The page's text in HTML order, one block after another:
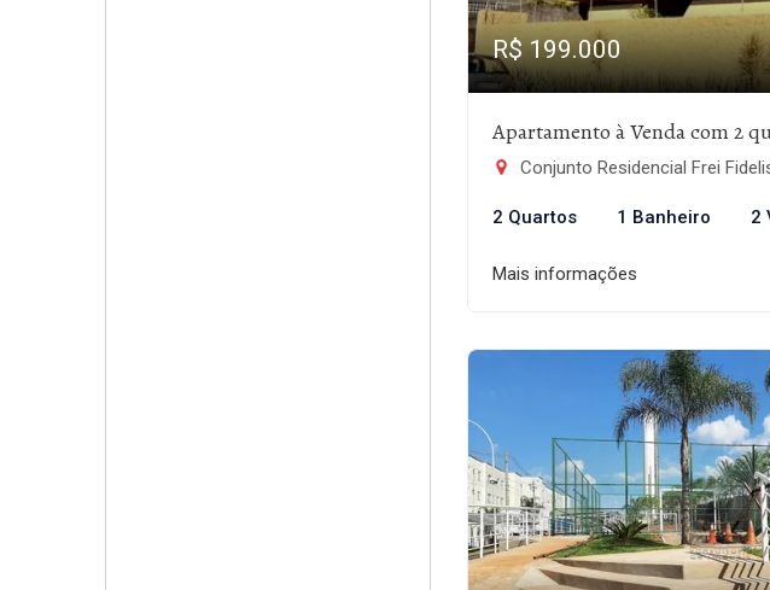
R$ 199.000
Apartamento à Venda com 2
Conjunto Residencial Frei
2 Quartos 1 Banheiro 2
Mais informações